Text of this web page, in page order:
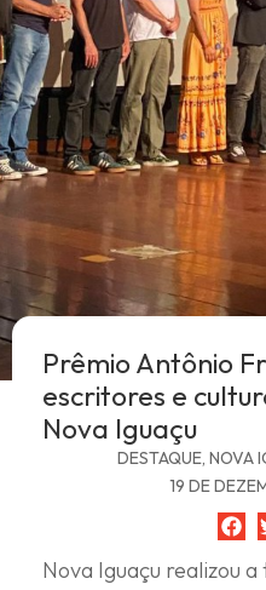
Prêmio Antônio
escritores e
Nova Iguaçu
DESTAQUE, NOVA
19 DE
Nova Iguaçu realizou